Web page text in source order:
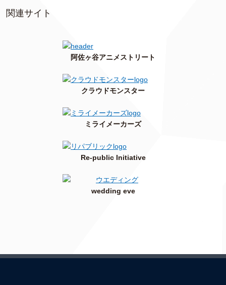
関連サイト
阿佐ヶ谷アニメストリート
クラウドモンスター
ミライメーカーズ
Re-public Initiative
wedding eve